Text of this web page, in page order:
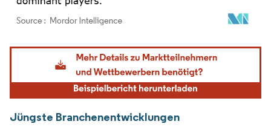
Bild © Mordor Intelligence. Wiederverwendung erfordert Namensnennung gemäß
Jüngste Branchenentwicklungen